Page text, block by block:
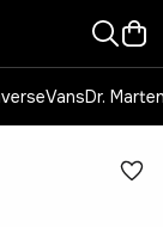
VansDr.